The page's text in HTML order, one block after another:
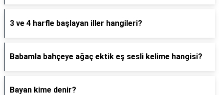
3 ve 4 harfle başlayan iller hangileri?
Babamla bahçeye ağaç ektik eş sesli kelime hangisi?
Bayan kime denir?